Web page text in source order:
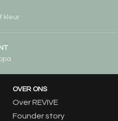
kleur
OVER ONS
Over REVIVE
Founder story